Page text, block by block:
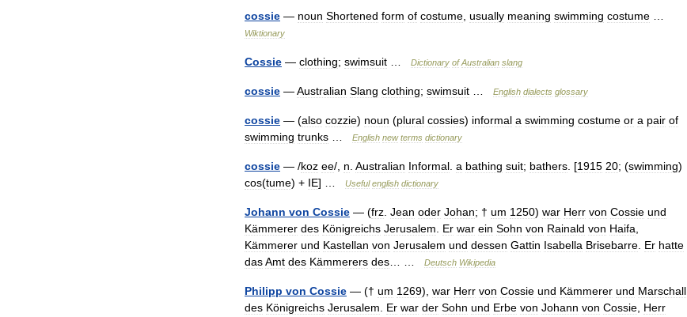
cossie — noun Shortened form of costume usually meaning swimming costume
Wiktionary
Cossie — clothing; swimsuit Dictionary of Australian slang
cossie —Australian Slang clothing; swimsuit English dialects glossary
cossie — (also cozzie) noun (plural cossies) informal a swimming costume or a pair of
swimming trunks English new terms dictionary
cossie — /koz ee/, n Australian Informal a bathing suit; bathers . [1915 20; (swimming)
cos(tume) + IE] … Useful english dictionary
Johann von Cossie — (frz Jean oder Johan; † um 1250) war Herr von Cossie und
Kämmerer des Königreichs Jerusalem Er war ein Sohn von Rainald von Haifa
Kämmerer und Kastellan von Jerusalem und dessen Gattin Isabella Brisebarre Er hatte
dasAmt des Kämmerers des Deutsch Wikipedia
Philipp von Cossie — († um 1269), war Herr von Cossie und Kämmerer und Marschall
des Königreichs Jerusalem Er war der Sohn und Erbe von Johann von Cossie Herr